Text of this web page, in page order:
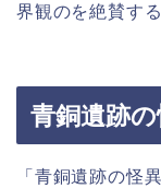
界観のを絶賛す
青銅遺跡
「青銅遺跡の怪